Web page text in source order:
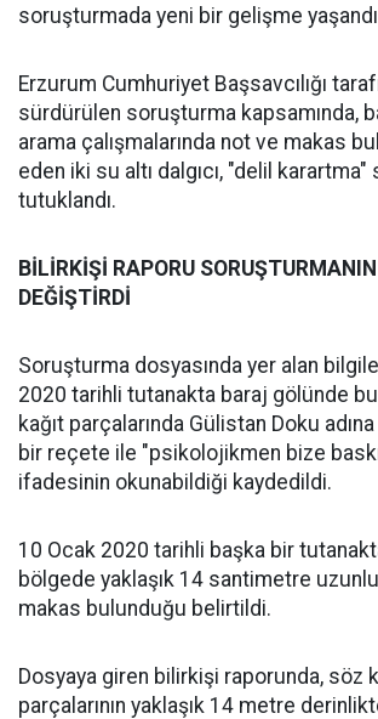
soruşturmada yeni bir gelişme
Erzurum Cumhuriyet Başsavcılığı
sürdürülen soruşturma kapsamında,
arama çalışmalarında not ve makas
eden iki su altı dalgıcı, "delil karartma"
tutuklandı.
BİLİRKİŞİ RAPORU
DEĞİŞTİRDİ
Soruşturma dosyasında yer alan
2020 tarihli tutanakta baraj gölünde
kağıt parçalarında Gülistan Doku
bir reçete ile "psikolojikmen bize baskı
ifadesinin okunabildiği kaydedildi.
10 Ocak 2020 tarihli başka bir
bölgede yaklaşık 14 santimetre
makas bulunduğu belirtildi.
Dosyaya giren bilirkişi raporunda, söz
parçalarının yaklaşık 14 metre